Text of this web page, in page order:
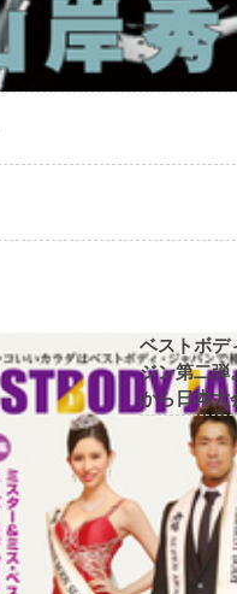
ベストボデ
ジン第二弾
から日本大